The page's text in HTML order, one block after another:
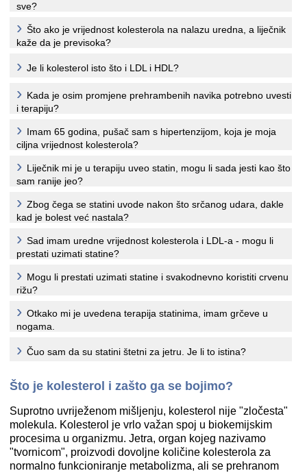
sve?
Što ako je vrijednost kolesterola na nalazu uredna, a liječnik
kaže da je previsoka?
Je li kolesterol isto što i LDL i HDL?
Kada je osim promjene prehrambenih navika potrebno uvesti
i terapiju?
Imam 65 godina, pušač sam s hipertenzijom, koja je moja
ciljna vrijednost kolesterola?
Liječnik mi je u terapiju uveo statin, mogu li sada jesti kao što
sam ranije jeo?
Zbog čega se statini uvode nakon što srčanog udara, dakle
kad je bolest već nastala?
Sad imam uredne vrijednost kolesterola i LDL-a - mogu li
prestati uzimati statine?
Mogu li prestati uzimati statine i svakodnevno koristiti crvenu
rižu?
Otkako mi je uvedena terapija statinima, imam grčeve u
nogama.
Čuo sam da su statini štetni za jetru. Je li to istina?
Što je kolesterol i zašto ga se bojimo?
Suprotno uvriježenom mišljenju, kolesterol nije "zločesta"
molekula. Kolesterol je vrlo važan spoj u biokemijskim
procesima u organizmu. Jetra, organ kojeg nazivamo
"tvornicom", proizvodi dovoljne količine kolesterola za
normalno funkcioniranje metabolizma, ali se prehranom